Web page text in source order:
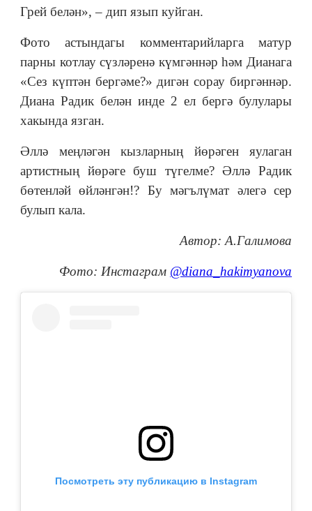
Грей белән», – дип язып куйган.
Фото астындагы комментарийларга матур
парны котлау сүзләренә күмгәннәр һәм Дианага
«Сез күптән бергәме?» дигән сорау биргәннәр.
Диана Радик белән инде 2 ел бергә булулары
хакында язган.
Әллә меңләгән кызларның йөрәген яулаган
артистның йөрәге буш түгелме? Әллә Радик
бөтенләй өйләнгән!? Бу мәгълүмат әлегә сер
булып кала.
Автор: А.Галимова
Фото: Инстаграм @diana_hakimyanova
Посмотреть эту публикацию в Instagram